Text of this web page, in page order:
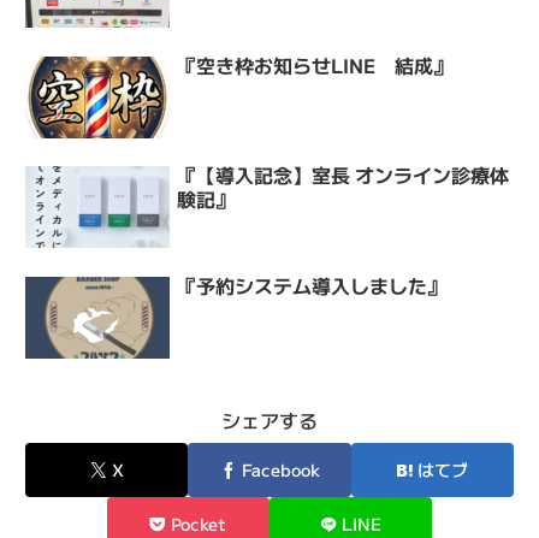
『空き枠お知らせLINE 結成』
『【導入記念】室長 オンライン診療体
験記』
『予約システム導入しました』
シェアする
X Facebook はてブ
Pocket LINE